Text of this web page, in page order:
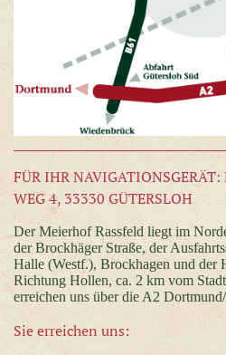
FÜR IHR
WEG 4, 33330 GÜTERSLOH
Der Meierhof Rassfeld liegt im
der Brockhäger Straße, der
Halle (Westf.), Brockhagen und der
Richtung Hollen, ca. 2 km vom
erreichen uns über die A2
Sie erreichen uns: